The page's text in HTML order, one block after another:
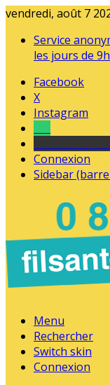
vendredi, août 7
Service
les jours de
Facebook
X
Instagram
Connexion
Sidebar
Menu
Rechercher
Switch skin
Connexion